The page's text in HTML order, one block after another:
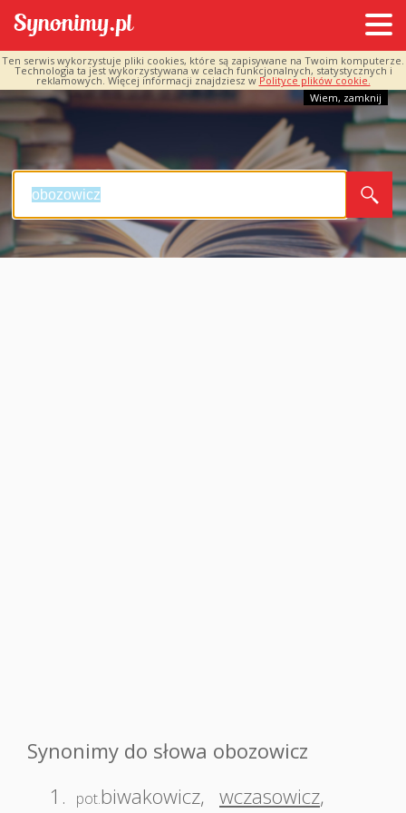
Ten serwis wykorzystuje pliki cookies, które są zapisywane na Twoim komputerze.
Technologia ta jest wykorzystywana w celach funkcjonalnych, statystycznych i
reklamowych. Więcej informacji znajdziesz w Polityce plików cookie.
Wiem, zamknij
Synonimy do słowa obozowicz
1.
pot.biwakowicz, wczasowicz,